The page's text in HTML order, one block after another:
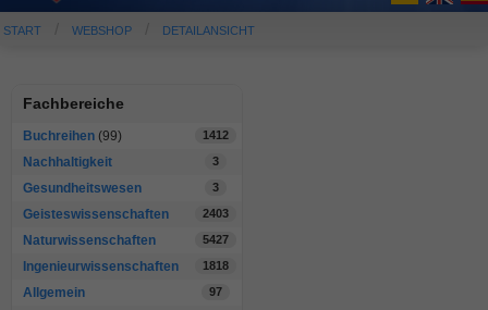
START WEBSHOP DETAILANSICHT
Fachbereiche
Buchreihen (99) 1412
Nachhaltigkeit 3
Gesundheitswesen 3
Geisteswissenschaften 2403
Naturwissenschaften 5427
Ingenieurwissenschaften 1818
Allgemein 97